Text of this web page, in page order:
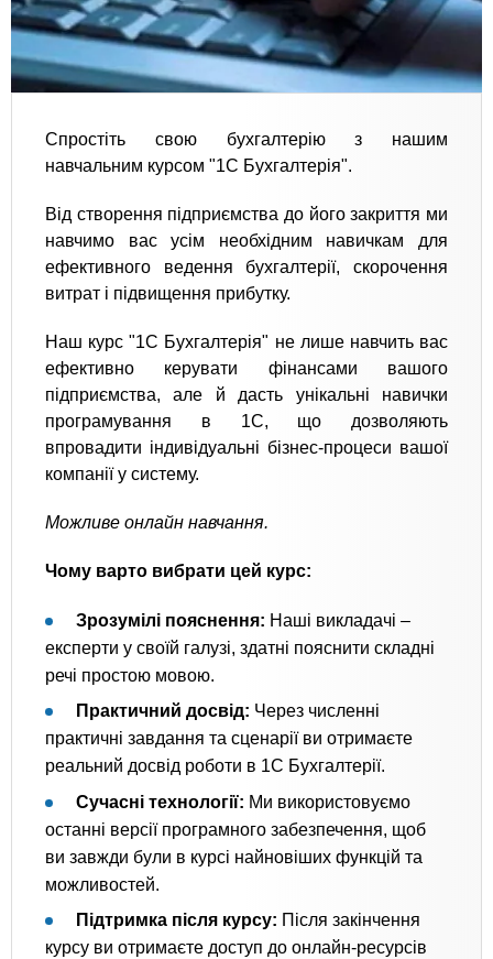
Спростіть свою бухгалтерію з нашим
навчальним курсом "1С Бухгалтерія".
Від створення підприємства до його закриття ми
навчимо вас усім необхідним навичкам для
ефективного ведення бухгалтерії, скорочення
витрат і підвищення прибутку.
Наш курс "1С Бухгалтерія" не лише навчить вас
ефективно керувати фінансами вашого
підприємства, але й дасть унікальні навички
програмування в 1С, що дозволяють
впровадити індивідуальні бізнес-процеси вашої
компанії у систему.
Можливе онлайн навчання.
Чому варто вибрати цей курс:
Зрозумілі пояснення: Наші викладачі –
експерти у своїй галузі, здатні пояснити складні
речі простою мовою.
Практичний досвід: Через численні
практичні завдання та сценарії ви отримаєте
реальний досвід роботи в 1С Бухгалтерії.
Сучасні технології: Ми використовуємо
останні версії програмного забезпечення, щоб
ви завжди були в курсі найновіших функцій та
можливостей.
Підтримка після курсу: Після закінчення
курсу ви отримаєте доступ до онлайн-ресурсів